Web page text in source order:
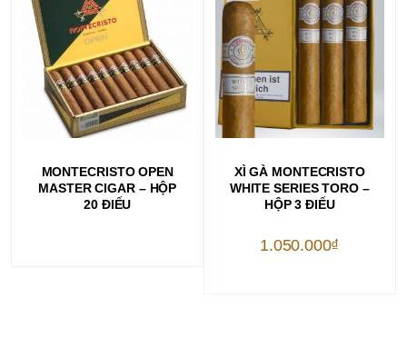
MONTECRISTO OPEN
MASTER CIGAR – HỘP
20 ĐIẾU
THÊM VÀO GIỎ HÀNG
XÌ GÀ MONTECRISTO
WHITE SERIES TORO –
HỘP 3 ĐIẾU
1.050.000₫